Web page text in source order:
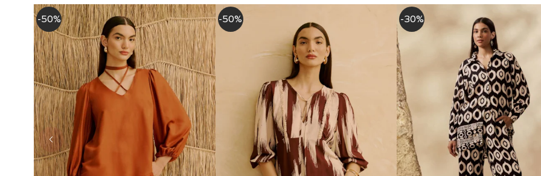
-50% -50% -30%